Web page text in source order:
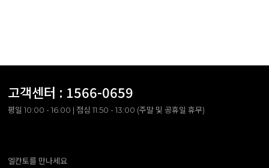
고객센터 : 1566-0659
평일 10:00 - 16:00 | 점심 11:50 - 13:00 (주말 및 공휴일 휴무)
엘칸토를 만나세요